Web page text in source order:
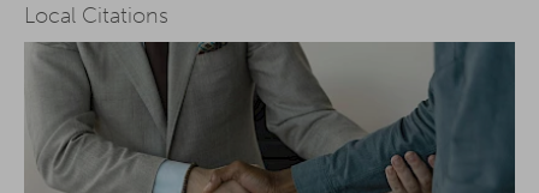
Local Citations